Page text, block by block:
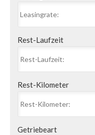
Rest-Laufzeit
Rest-Kilometer
Getriebeart